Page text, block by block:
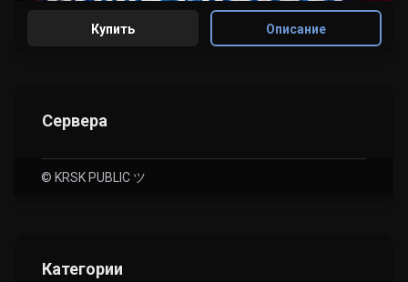
Купить Описание
Сервера
© KRSK PUBLIC ツ
Категории